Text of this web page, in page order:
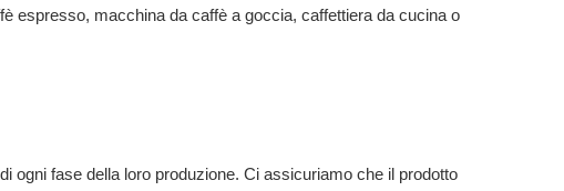
espresso, macchina da caffè a goccia, caffettiera da cucina o
ogni fase della loro produzione. Ci assicuriamo che il prodotto